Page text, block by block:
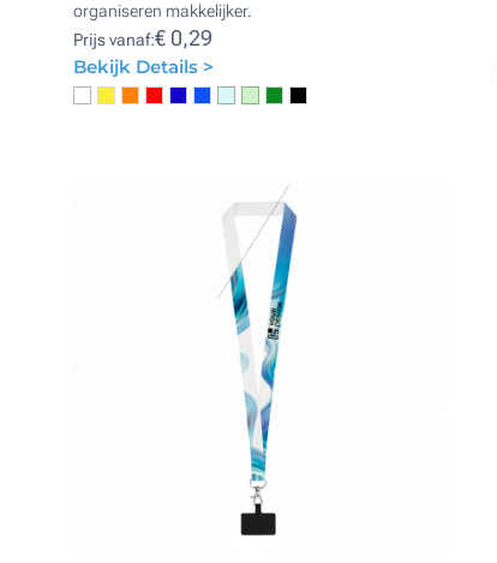
organiseren makkelijker.
Prijs vanaf:€ 0,29
Bekijk Details >